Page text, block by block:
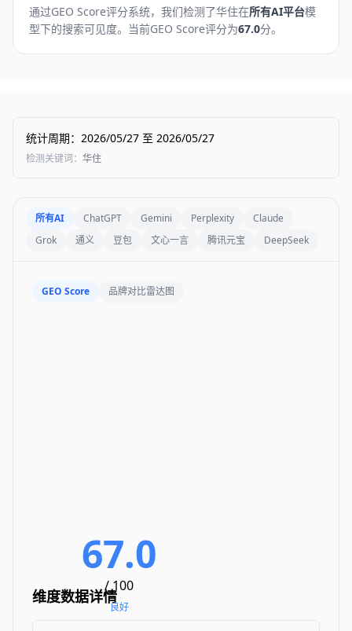
通过GEO Score评分系统，我们检测了华住在所有AI平台模
型下的搜索可见度。 当前GEO Score评分为67.0分。
统计周期： 2026/05/27 至 2026/05/27
检测关键词： 华住
所有AI ChatGPT Gemini Perplexity
Claude
Grok
通义 豆包 文心一言 腾讯元宝 DeepSeek
GEO Score 品牌对比雷达图
67.0
/ 100
良好
维度数据详情